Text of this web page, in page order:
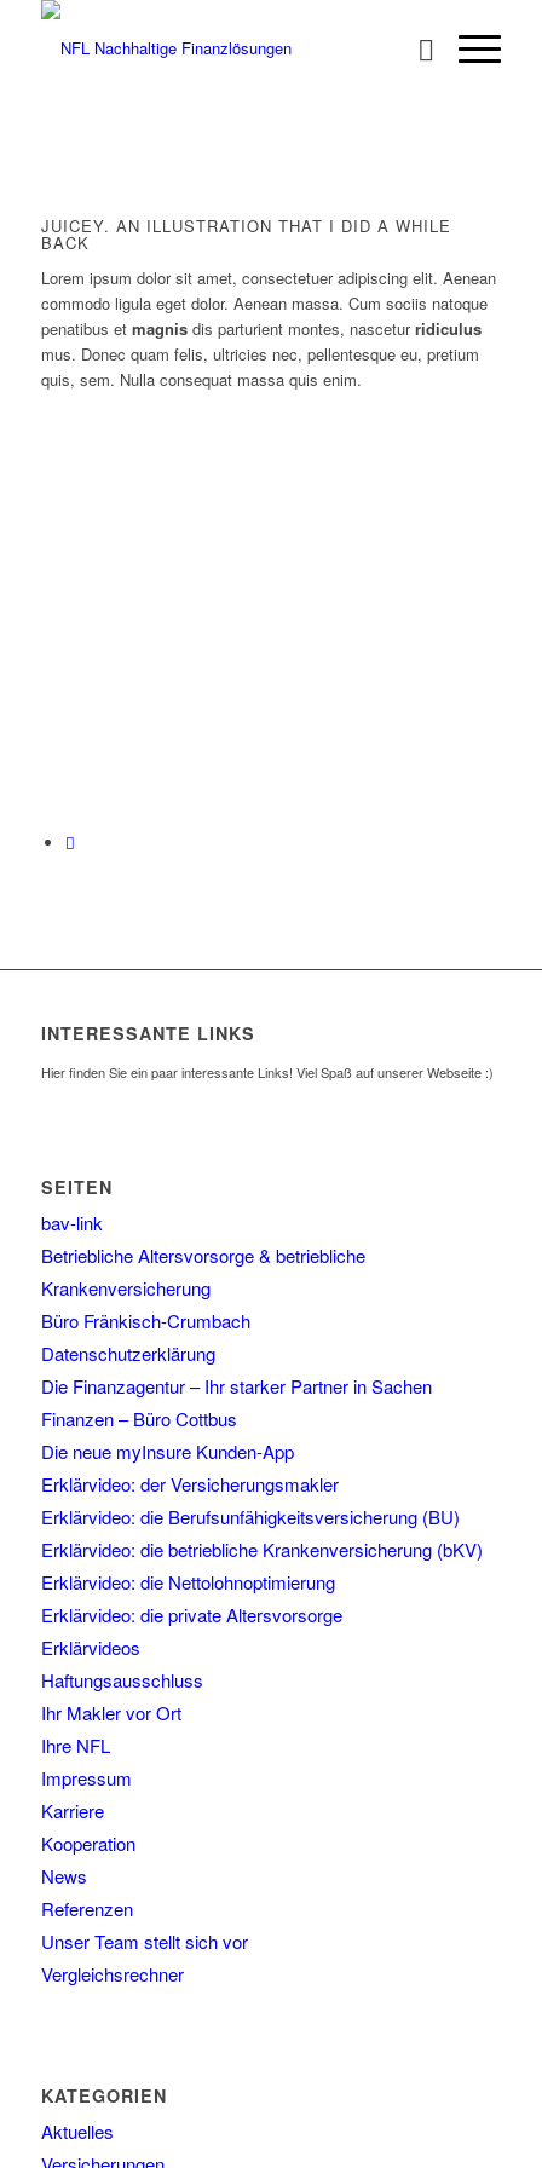
JUICEY. AN ILLUSTRATION THAT I DID A WHILE
BACK
Lorem ipsum dolor sit amet, consectetuer adipiscing elit. Aenean
commodo ligula eget dolor. Aenean massa. Cum sociis natoque
penatibus et magnisdis parturient montes, nasceturridiculus
mus. Donec quam felis, ultricies nec, pellentesque eu, pretium
quis, sem. Nulla consequat massa quis enim.
INTERESSANTE LINKS
Hier finden Sie ein paar interessante Links! Viel Spaß auf unserer Webseite :)
SEITEN
bav-link
Betriebliche Altersvorsorge & betriebliche
Krankenversicherung
Büro Fränkisch-Crumbach
Datenschutzerklärung
Die Finanzagentur – Ihr starker Partner in Sachen
Finanzen – Büro Cottbus
Die neue myInsure Kunden-App
Erklärvideo: der Versicherungsmakler
Erklärvideo: die Berufsunfähigkeitsversicherung (BU)
Erklärvideo: die betriebliche Krankenversicherung (bKV)
Erklärvideo: die Nettolohnoptimierung
Erklärvideo: die private Altersvorsorge
Erklärvideos
Haftungsausschluss
Ihr Makler vor Ort
Ihre NFL
Impressum
Karriere
Kooperation
News
Referenzen
Unser Team stellt sich vor
Vergleichsrechner
KATEGORIEN
Aktuelles